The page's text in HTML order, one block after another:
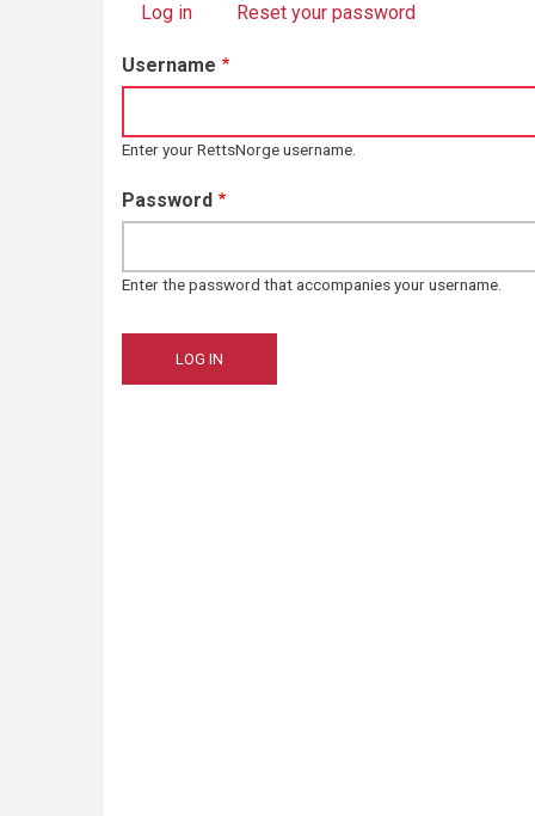
tabs
Log in (active tab)
Reset your password
Username
Enter your RettsNorge username.
Password
Enter the password that accompanies your username.